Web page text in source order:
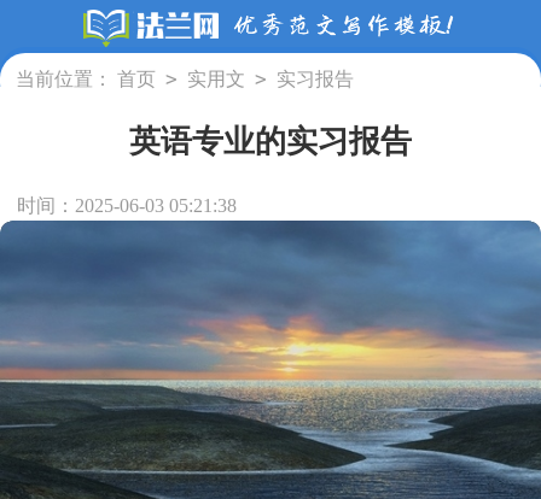
当前位置： 首页 > 实用文 > 实习报告
英语专业的实习报告
时间：2025-06-03 05:21:38